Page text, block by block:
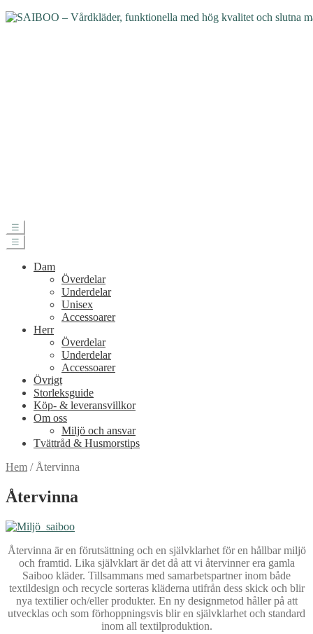
☰
☰
Dam
Överdelar
Underdelar
Unisex
Accessoarer
Herr
Överdelar
Underdelar
Accessoarer
Övrigt
Storleksguide
Köp- & leveransvillkor
Om oss
Miljö och ansvar
Tvättråd & Husmorstips
Hem / Återvinna
Återvinna
Återvinna är en förutsättning och en självklarhet för en hållbar miljö
och framtid. Lika självklart är det då att vi återvinner era gamla
Saiboo kläder. Tillsammans med samarbetspartner inom både
textildesign och recycle sorteras kläderna utifrån dess skick och blir
nya textilier och/eller produkter. En ny designmetod håller på att
utvecklas och som förhoppningsvis blir en självklarhet och standard
inom all textilproduktion.